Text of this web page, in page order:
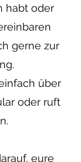
habt oder
gerne zur
über
oder ruft
eure